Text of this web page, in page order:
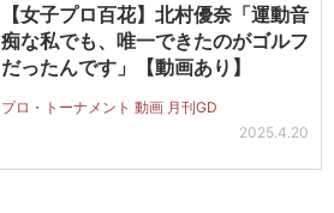
【女子プロ百花】北村優奈「運動音
痴な私でも、唯一できたのがゴルフ
だったんです」【動画あり】
プロ・トーナメント 動画 月刊GD
2025.4.20